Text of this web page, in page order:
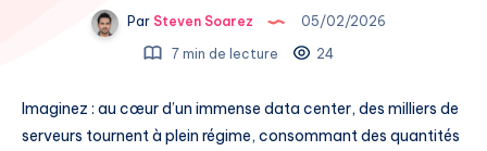
ParSteven Soarez
05/02/2026
7 min de lecture
24
Imaginez : au cœur d’un immense data center, des milliers de
serveurs tournent à plein régime, consommant des quantités